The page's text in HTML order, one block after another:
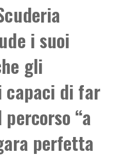
i suoi
gli
capaci di far
“a
perfetta